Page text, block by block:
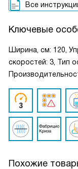
Все
Ключевые
Ширина, см: 120,
скоростей: 3, Тип
Похожие